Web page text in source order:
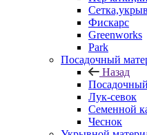
Фискарс
Greenworks
Park
Посадочный
Назад
Лук-севок
Семенной
Чеснок